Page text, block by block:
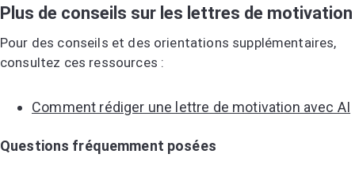
Plus de conseils sur les lettres de motivation
Pour des conseils et des orientations supplémentaires,
consultez ces ressources :
Comment rédiger une lettre de motivation avec AI
Questions fréquemment posées